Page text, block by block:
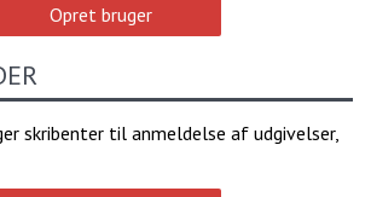
Opret bruger
skribenter til anmeldelse af udgivelser,